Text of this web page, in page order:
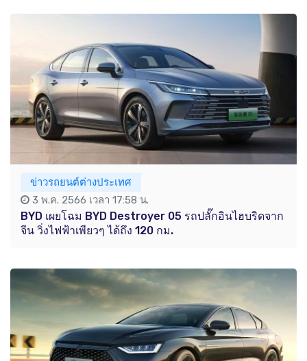
ข่าวรถยนต์ต่างประเทศ
3 พ.ค. 2566 เวลา 17:58 น.
BYD เผยโฉม BYD Destroyer 05 รถปลั๊กอินไฮบริดจาก
จีน วิ่งไฟฟ้าเพียวๆ ได้ถึง 120 กม.